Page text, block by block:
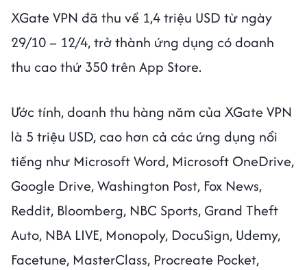
XGate VPN đã thu về 1,4 triệu USD từ ngày
29/10 – 12/4, trở thành ứng dụng có doanh
thu cao thứ 350 trên App Store.
Ước tính, doanh thu hàng năm của XGate VPN
là 5 triệu USD, cao hơn cả các ứng dụng nổi
tiếng như Microsoft Word, Microsoft OneDrive,
Google Drive, Washington Post, Fox News,
Reddit, Bloomberg, NBC Sports, Grand Theft
Auto, NBA LIVE, Monopoly, DocuSign, Udemy,
Facetune, MasterClass, Procreate Pocket,